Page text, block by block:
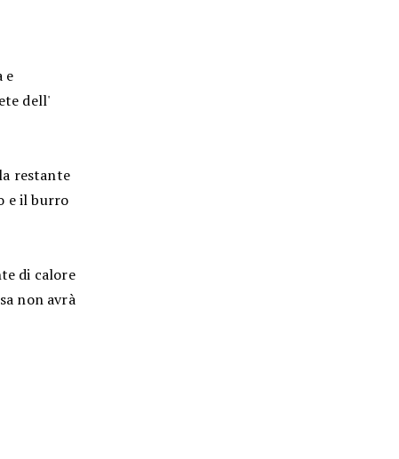
e
dell'
restante
e il burro
di calore
non avrà